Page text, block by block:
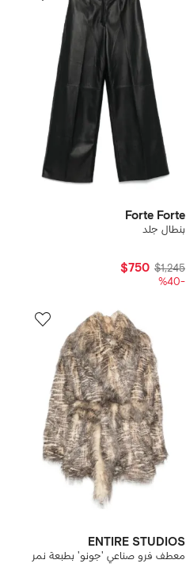
Forte Forte
بنطال جلد
$1,245
$750
-%40
ENTIRE STUDIOS
معطف فرو صناعي 'جونو' بطبعة نمر